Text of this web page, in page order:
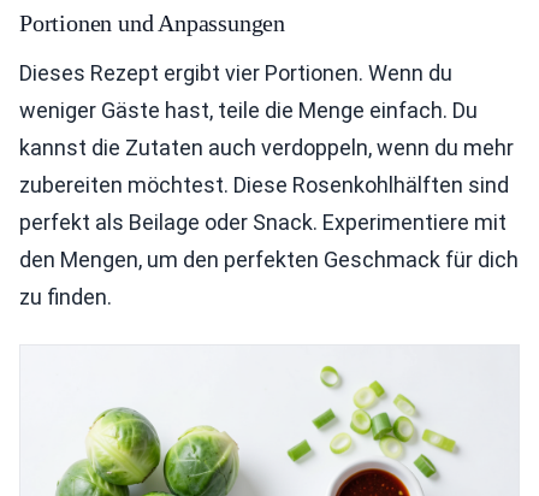
Portionen und Anpassungen
Dieses Rezept ergibt vier Portionen. Wenn du
weniger Gäste hast, teile die Menge einfach. Du
kannst die Zutaten auch verdoppeln, wenn du mehr
zubereiten möchtest. Diese Rosenkohlhälften sind
perfekt als Beilage oder Snack. Experimentiere mit
den Mengen, um den perfekten Geschmack für dich
zu finden.